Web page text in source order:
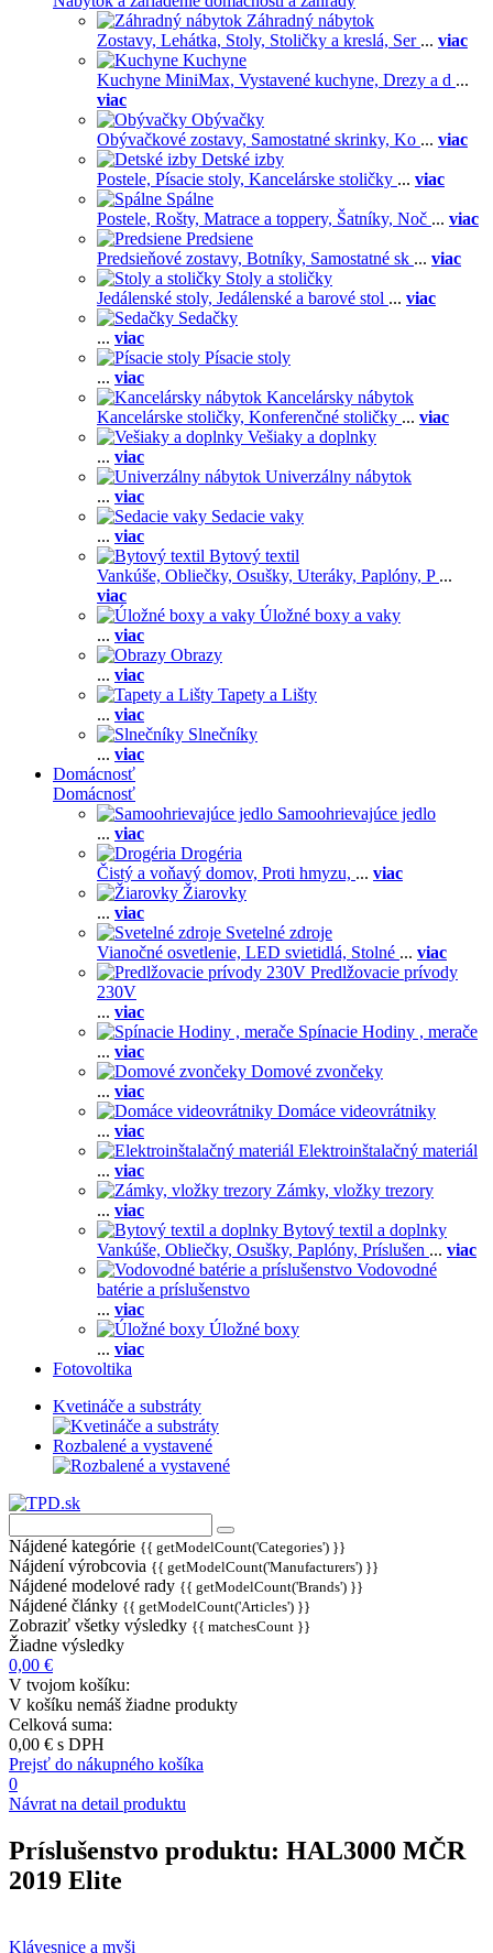
Záhradný nábytok
Zostavy, Lehátka, Stoly, Stoličky a kreslá, Ser ... viac
Kuchyne
Kuchyne MiniMax, Vystavené kuchyne, Drezy a d ...
viac
Obývačky
Obývačkové zostavy, Samostatné skrinky, Ko ... viac
Detské izby
Postele, Písacie stoly, Kancelárske stoličky ... viac
Spálne
Postele, Rošty, Matrace a toppery, Šatníky, Noč ... viac
Predsiene
Predsieňové zostavy, Botníky, Samostatné sk ... viac
Stoly a stoličky
Jedálenské stoly, Jedálenské a barové stol ... viac
Sedačky
... viac
Písacie stoly
... viac
Kancelársky nábytok
Kancelárske stoličky, Konferenčné stoličky ... viac
Vešiaky a doplnky
... viac
Univerzálny nábytok
... viac
Sedacie vaky
... viac
Bytový textil
Vankúše, Obliečky, Osušky, Uteráky, Paplóny, P ...
viac
Úložné boxy a vaky
... viac
Obrazy
... viac
Tapety a Lišty
... viac
Slnečníky
... viac
Domácnosť
Domácnosť
Samoohrievajúce jedlo
... viac
Drogéria
Čistý a voňavý domov, Proti hmyzu, ... viac
Žiarovky
... viac
Svetelné zdroje
Vianočné osvetlenie, LED svietidlá, Stolné ... viac
Predlžovacie prívody
230V
... viac
Spínacie Hodiny , merače
... viac
Domové zvončeky
... viac
Domáce videovrátniky
... viac
Elektroinštalačný materiál
... viac
Zámky, vložky trezory
... viac
Bytový textil a doplnky
Vankúše, Obliečky, Osušky, Paplóny, Príslušen ... viac
Vodovodné
batérie a príslušenstvo
... viac
Úložné boxy
... viac
Fotovoltika
Kvetináče a substráty
Rozbalené a vystavené
Nájdené kategórie {{ getModelCount('Categories') }}
Nájdení výrobcovia {{ getModelCount('Manufacturers') }}
Nájdené modelové rady {{ getModelCount('Brands') }}
Nájdené články {{ getModelCount('Articles') }}
Zobraziť všetky výsledky {{ matchesCount }}
Žiadne výsledky
0,00 €
V tvojom košíku:
V košíku nemáš žiadne produkty
Celková suma:
0,00 € s DPH
Prejsť do nákupného košíka
0
Návrat na detail produktu
Príslušenstvo produktu: HAL3000 MČR
2019 Elite
Klávesnice a myši